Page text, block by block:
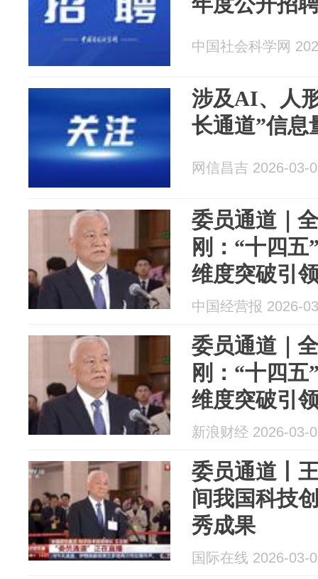
中国社会科学网
涉及AI、人
长通道”信息
网信昌吉 2026-03-
委员通道｜
刚：“十四
维度突破引
中国经营报 2026-
委员通道｜
刚：“十四
维度突破引
新浪财经 2026-03-
委员通道丨
间我国科技
秀成果
国际在线 2026-03-